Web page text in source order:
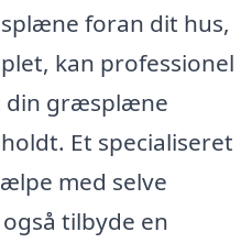
foran dit hus,
kan professionel
din græsplæne
Et specialiseret
med selve
tilbyde en